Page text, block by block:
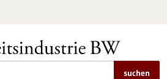
suchen